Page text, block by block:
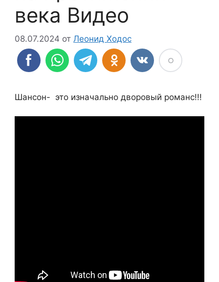
века Видео
08.07.2024 от Леонид Ходос
Шансон- это изначально дворовый романс!!!